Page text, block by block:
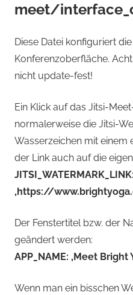
meet/
Diese Datei konfiguriert
Konferenzoberfläche.
nicht update-fest!
Ein Klick auf das Jitsi-
normalerweise die Jitsi-
Wasserzeichen mit einem
der Link auch auf die
JITSI_WATERMARK_LINK:
‚https://
Der Fenstertitel bzw. der
geändert werden:
APP_NAME: ‚Meet Bright
Wenn man ein bisschen